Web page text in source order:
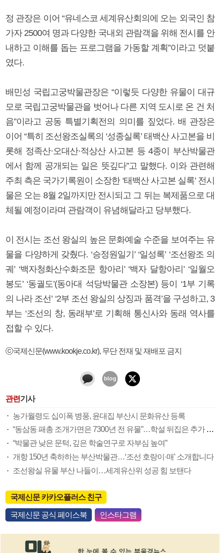
정 관장은 이어 “유네스코 세계유산회의에 오는 외국인 참
가자 2500여 명과 다양한 국내외 관람객을 위해 전시를 안
내하고 이해를 돕는 프로그램을 가동할 계획”이라고 덧붙
였다.
배민성 국립고궁박물관장은 “이렇듯 다양한 유물이 대규
모로 국립고궁박물관을 벗어나 다른 지역 도시로 온 건 처
음”이라고 공동 특별기획전의 의미를 짚었다. 배 관장은
이어 “특히 조선왕조실록의 ‘성종실록’ 태백산 사고본을 비
롯해 정족산·오대산·적상산 사고본 등 4종이 부산박물관
에서 함께 공개되는 일은 뜻깊다”고 말했다. 이와 관련해
주최 측은 국가기록원이 소장한 ‘태백산 사고본 실록’ 전시
물은 오는 8월 2일까지만 전시되고 그 뒤는 복제품으로 대
체될 예정이라며 관람객이 유념해달라고 당부했다.
이 전시는 조선 왕실의 높은 문화예술 수준을 보여주는 유
물을 다양하게 갖췄다. ‘승정원일기’ ‘일성록’ ‘조선왕조 의
궤’ ‘백자청화산수화조문 항아리’ ‘백자 달항아리’ ‘일월오
봉도’ ‘동궐도’(동아대 석당박물관 소장본) 등이 ‘1부 기록
의 나라 조선’ ‘2부 조선 왕실의 상징과 품격’을 구성하고, 3
부는 ‘조선의 창, 동래부’로 기획해 통신사와 동래 역사를
접할 수 있다.
ⓒ국제신문(www.kookje.co.kr), 무단 전재 및 재배포 금지
관련기사
농가월령도 십이폭 병풍, 윤대집 부산시 문화유산 등록
“동삼동 패총 조개가면은 7300년 전 유물”…학설 뒤집은 추가 조사
“박물관 낮은 문턱, 깊은 학술연구로 자부심 높여”
개항 150년 축하하는 부산박물관…‘조선 호랑이·매’ 소개합니다
조선왕실 유물 부산 나들이…세계유산위 성공 힘 보탠다
국제신문 카카오플러스 친구
국제신문 공식 페이스북 인스타그램